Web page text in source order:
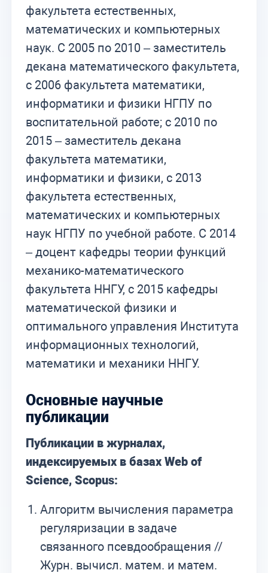
факультета естественных,
математических и компьютерных
наук. С 2005 по 2010 – заместитель
декана математического факультета,
с 2006 факультета математики,
информатики и физики НГПУ по
воспитательной работе; с 2010 по
2015 – заместитель декана
факультета математики,
информатики и физики, с 2013
факультета естественных,
математических и компьютерных
наук НГПУ по учебной работе. С 2014
– доцент кафедры теории функций
механико-математического
факультета ННГУ, с 2015 кафедры
математической физики и
оптимального управления Института
информационных технологий,
математики и механики ННГУ.
Основные научные
публикации
Публикации в журналах,
индексируемых в базах Web of
Science, Scopus:
Алгоритм вычисления параметра
регуляризации в задаче
связанного псевдообращения //
Журн. вычисл. матем. и матем.